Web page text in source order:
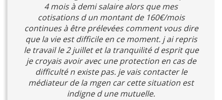
4 mois à demi salaire alors que mes
cotisations d un montant de 160€/mois
continues à être prélevées comment vous dire
que la vie est difficile en ce moment. j ai repris
le travail le 2 juillet et la tranquilité d esprit que
je croyais avoir avec une protection en cas de
difficulté n existe pas. je vais contacter le
médiateur de la mgen car cette situation est
indigne d une mutuelle.